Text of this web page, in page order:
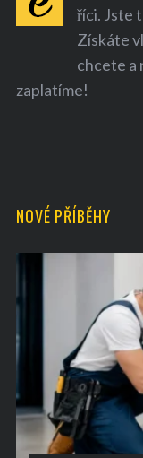
říci. Jste
Získáte
chcete a
zaplatíme!
NOVÉ PŘÍBĚHY